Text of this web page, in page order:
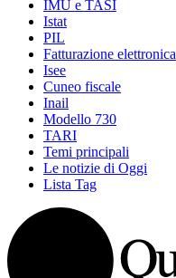
IMU e TASI
Istat
PIL
Fatturazione elettronica
Isee
Cuneo fiscale
Inail
Modello 730
TARI
Temi principali
Le notizie di Oggi
Lista Tag